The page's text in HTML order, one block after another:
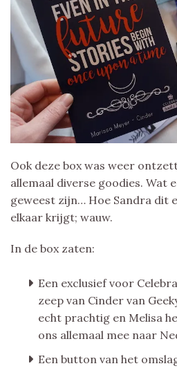
Ook deze box was weer
allemaal diverse goodies. Wat
geweest zijn… Hoe Sandra dit
elkaar krijgt; wauw.
In de box zaten:
Een exclusief voor
zeep van Cinder van
echt prachtig en Melisa
ons allemaal mee naar
Een button van het